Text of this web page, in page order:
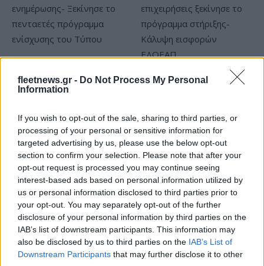
fleetnews.gr - Do Not Process My Personal
Information
If you wish to opt-out of the sale, sharing to third parties, or
processing of your personal or sensitive information for
targeted advertising by us, please use the below opt-out
section to confirm your selection. Please note that after your
opt-out request is processed you may continue seeing
interest-based ads based on personal information utilized by
us or personal information disclosed to third parties prior to
your opt-out. You may separately opt-out of the further
disclosure of your personal information by third parties on the
IAB’s list of downstream participants. This information may
also be disclosed by us to third parties on the IAB’s List of
Downstream Participants that may further disclose it to other
ευρώ σε 843 μέσα
ενημέρωσης- Ξεκίνησε το
Media: Με ενίσχυση 8 εκατ.
στήριξης- Κάλυψη
εισφορών ΕΔΟΕΑΠ
IAB Hellas: Νέα Διοικούσα Επιτροπή και νέο Διοικητικό
Συμβούλιο - Πρόεδρος ο Γαληνός Γιαγλής